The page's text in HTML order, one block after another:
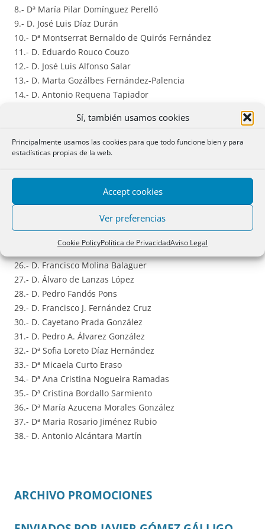
Sí, también usamos cookies
Principalmente usamos las cookies para que todo funcione bien y para
estadísticas propias de la web.
Accept cookies
Ver preferencias
Cookie PolicyPolítica de PrivacidadAviso Legal
8.- Dª María Pilar Domínguez Perelló
9.- D. José Luis Díaz Durán
10.- Dª Montserrat Bernaldo de Quirós Fernández
11.- D. Eduardo Rouco Couzo
12.- D. José Luis Alfonso Salar
13.- D. Marta Gozálbes Fernández-Palencia
14.- D. Antonio Requena Tapiador
16.- Dª Carmen Gorena Puértolas
17.- Dª Carmen Miquel Lasso de la Vega
18.- Dª María Jesús Franco Alonso
20.- D. Antonio Fernández Sevilla
21.- D. Álvaro Esteban Gómez
22.- D. Eduardo Font Roger
23.- Dª Ana María Sabater Mataix
25.- D. Luis M. Benavides Parra
26.- D. Francisco Molina Balaguer
27.- D. Álvaro de Lanzas López
28.- D. Pedro Fandós Pons
29.- D. Francisco J. Fernández Cruz
30.- D. Cayetano Prada González
31.- D. Pedro A. Álvarez González
32.- Dª Sofia Loreto Díaz Hernández
33.- Dª Micaela Curto Eraso
34.- Dª Ana Cristina Nogueira Ramadas
35.- Dª Cristina Bordallo Sarmiento
36.- Dª María Azucena Morales González
37.- Dª Maria Rosario Jiménez Rubio
38.- D. Antonio Alcántara Martín
ARCHIVO PROMOCIONES